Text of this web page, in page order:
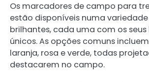
Os marcadores de campo para
estão disponíveis numa
brilhantes, cada uma com os
únicos. As opções comuns
laranja, rosa e verde, todas
destacarem no campo.